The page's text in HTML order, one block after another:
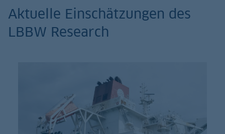
Aktuelle Einschätzungen des
LBBW Research